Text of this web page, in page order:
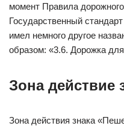
момент Правила
Государственный
имел немного другое
образом: «3.6. Дорожка
Зона действие
Зона действия знака